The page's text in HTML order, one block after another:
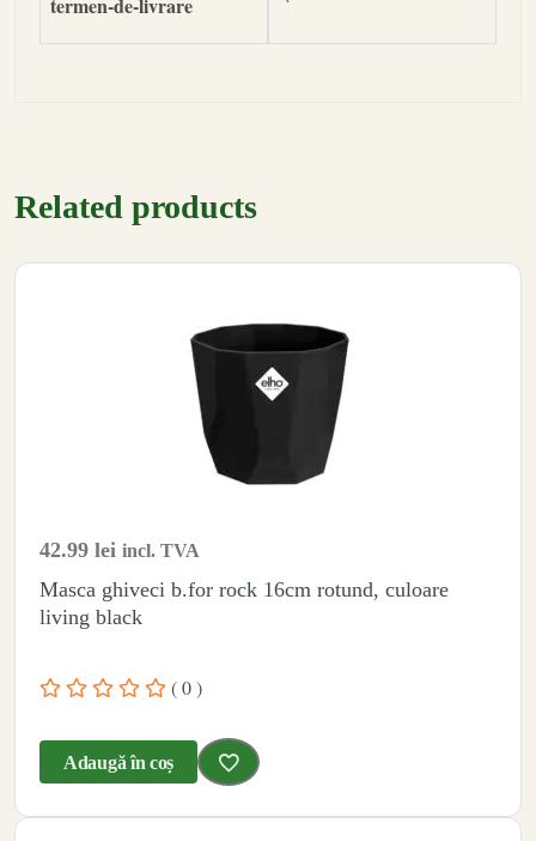
Related products
42.99 lei incl. TVA
Masca ghiveci b.for rock 16cm rotund, culoare
living black
( 0 )
Adaugă în coș